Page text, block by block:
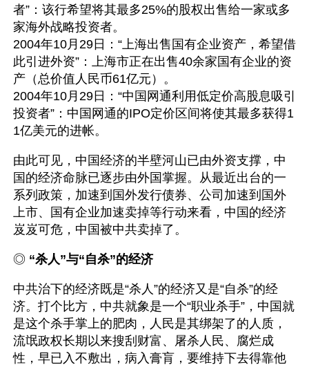
者”：该行希望将其最多25%的股权出售给一家或多
家海外战略投资者。
2004年10月29日：“上海出售国有企业资产，希望借
此引进外资”：上海市正在出售40余家国有企业的资
产（总价值人民币61亿元）。
2004年10月29日：“中国网通利用低定价高股息吸引
投资者”：中国网通的IPO定价区间将使其最多获得1
1亿美元的进帐。
由此可见，中国经济的半壁河山已由外资支撑，中
国的经济命脉已逐步由外国掌握。从最近出台的一
系列政策，加速到国外发行债券、公司加速到国外
上市、国有企业加速卖掉等行动来看，中国的经济
岌岌可危，中国被中共卖掉了。
◎ “杀人”与“自杀”的经济
中共治下的经济既是“杀人”的经济又是“自杀”的经
济。打个比方，中共就象是一个“职业杀手”，中国就
是这个杀手掌上的肥肉，人民是其绑架了的人质，
流氓政权长期以来搜刮财富、屠杀人民、腐烂成
性，早已入不敷出，病入膏肓，要维持下去得靠他